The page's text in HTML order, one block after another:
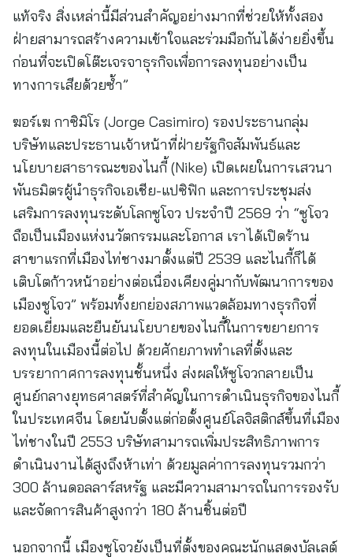
แท้จริง สิ่งเหล่านี้มีส่วนสำคัญอย่างมากที่ช่วยให้ทั้งสอง
ฝ่ายสามารถสร้างความเข้าใจและร่วมมือกันได้ง่ายยิ่งขึ้น
ก่อนที่จะเปิดโต๊ะเจรจาธุรกิจเพื่อการลงทุนอย่างเป็น
ทางการเสียด้วยซ้ำ”
ฆอร์เฆ กาซิมิโร (Jorge Casimiro) รองประธานกลุ่ม
บริษัทและประธานเจ้าหน้าที่ฝ่ายรัฐกิจสัมพันธ์และ
นโยบายสาธารณะของไนกี้ (Nike) เปิดเผยในการเสวนา
พันธมิตรผู้นำธุรกิจเอเชีย-แปซิฟิก และการประชุมส่ง
เสริมการลงทุนระดับโลกซูโจว ประจำปี 2569 ว่า “ซูโจว
ถือเป็นเมืองแห่งนวัตกรรมและโอกาส เราได้เปิดร้าน
สาขาแรกที่เมืองไท่ชางมาตั้งแต่ปี 2539 และไนกี้ก็ได้
เติบโตก้าวหน้าอย่างต่อเนื่องเคียงคู่มากับพัฒนาการของ
เมืองซูโจว” พร้อมทั้งยกย่องสภาพแวดล้อมทางธุรกิจที่
ยอดเยี่ยมและยืนยันนโยบายของไนกี้ในการขยายการ
ลงทุนในเมืองนี้ต่อไป ด้วยศักยภาพทำเลที่ตั้งและ
บรรยากาศการลงทุนชั้นหนึ่ง ส่งผลให้ซูโจวกลายเป็น
ศูนย์กลางยุทธศาสตร์ที่สำคัญในการดำเนินธุรกิจของไนกี้
ในประเทศจีน โดยนับตั้งแต่ก่อตั้งศูนย์โลจิสติกส์ขึ้นที่เมือง
ไท่ชางในปี 2553 บริษัทสามารถเพิ่มประสิทธิภาพการ
ดำเนินงานได้สูงถึงห้าเท่า ด้วยมูลค่าการลงทุนรวมกว่า
300 ล้านดอลลาร์สหรัฐ และมีความสามารถในการรองรับ
และจัดการสินค้าสูงกว่า 180 ล้านชิ้นต่อปี
นอกจากนี้ เมืองซูโจวยังเป็นที่ตั้งของคณะนักแสดงบัลเลต์